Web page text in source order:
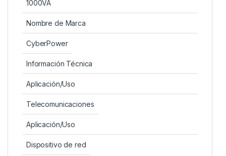
1000VA
Nombre de Marca
CyberPower
Información Técnica
Aplicación/Uso
Telecomunicaciones
Aplicación/Uso
Dispositivo de red